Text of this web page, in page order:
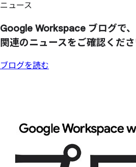
ニュース
Google Workspace ブログで、
関連のニュースをご確認くだ
ブログを読む